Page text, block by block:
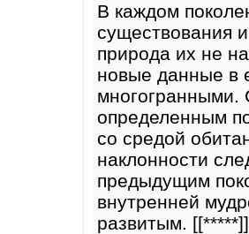
В каждом
существования
природа их не
новые данные в
многогранными.
определенным
со средой
наклонности
предыдущим
внутренней
развитым. [[*****]]